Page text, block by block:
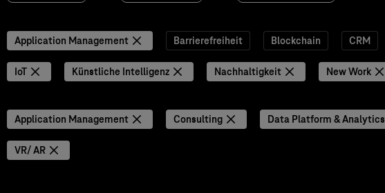
Application Management Barrierefreiheit Blockchain CRM
IoT Künstliche Intelligenz Nachhaltigkeit New Work
Application Management Consulting Data Platform & Analytics
VR/ AR